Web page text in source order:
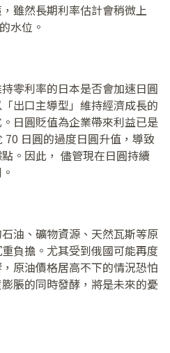
雖然長期利率估計會稍微上
水位。
零利率的日本是否會加速日圓
出口主導型」維持經濟成長的
日圓貶值為企業帶來利益已是
日圓的過度日圓升值，導致
。因此， 儘管現在日圓持續
油、礦物資源、天然瓦斯等原
負擔。尤其受到俄國可能再度
原油價格居高不下的情況恐怕
脹的同時發酵，將是未來的憂